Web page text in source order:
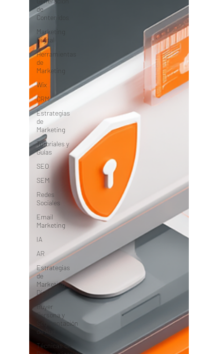
de
Contenidos
Marketing
Digital
Herramientas
de
Marketing
Wix
CRM
Estrategias
de
Marketing
Tutoriales y
Guías
SEO
SEM
Redes
Sociales
Email
Marketing
IA
AR
Estrategias
de
Marketing
Digital
Buyer
Persona y
Segmentación
de Aud
Técnicas de